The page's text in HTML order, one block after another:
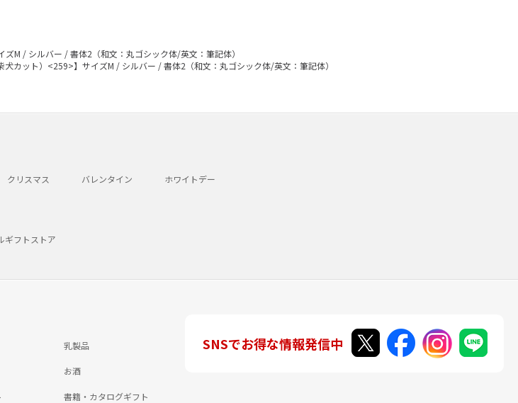
M / シルバー / 書体2（和文：丸ゴシック体/英文：筆記体）
カット）<259>】サイズM / シルバー / 書体2（和文：丸ゴシック体/英文：筆記体）
クリスマス バレンタイン ホワイトデー
ギフトストア
乳製品
お酒
書籍・カタログギフト
SNSでお得な情報発信中